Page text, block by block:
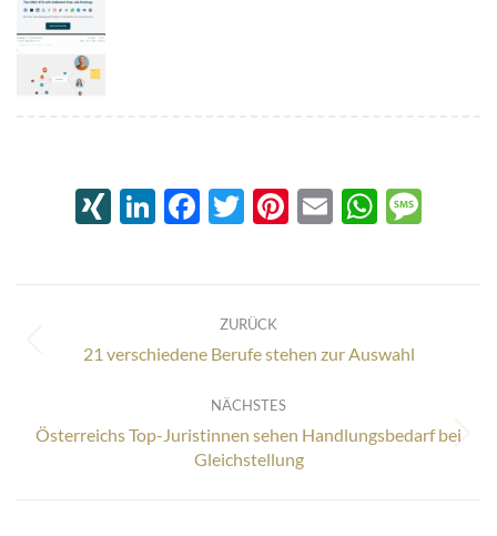
XINGLinkedIn
Facebook
Twitter
Pinterest
Email
ZURÜCK
Vorheriger
21 verschiedene Berufe stehen zur Auswahl
NÄCHSTES
Nächster
Beitrag:
Österreichs Top-Juristinnen sehen Handlungsbedarf bei
Gleichstellung